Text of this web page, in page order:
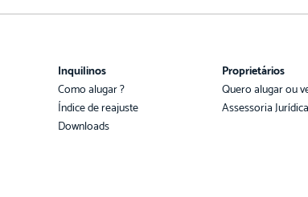
Inquilinos
Como alugar ?
Índice de reajuste
Downloads
Proprietários
Quero alugar ou
Assessoria